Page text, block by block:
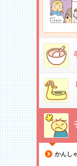
かんし